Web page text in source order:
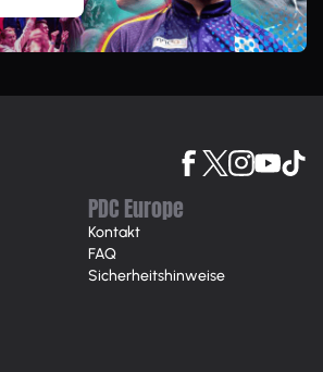
PDC Europe
Kontakt
FAQ
Sicherheitshinweise